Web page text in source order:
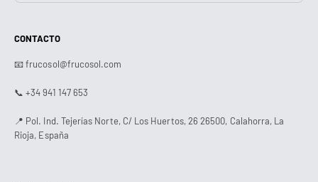
CONTACTO
📧 frucosol@frucosol.com
📞 +34 941 147 653
📍 Pol. Ind. Tejerías Norte, C/ Los Huertos, 26 26500, Calahorra, La
Rioja, España